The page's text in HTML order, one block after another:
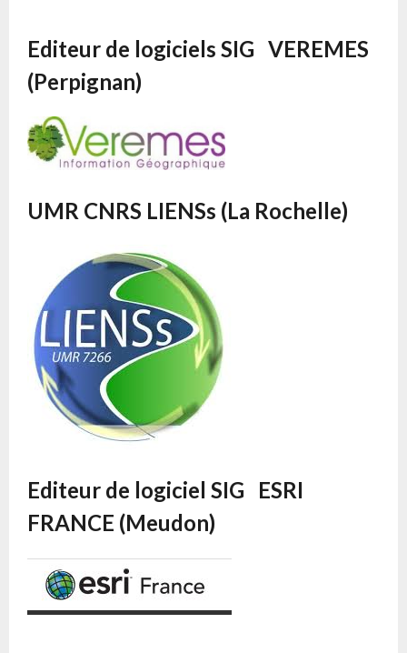
Editeur de logiciels SIG VEREMES
(Perpignan)
UMR CNRS LIENSs (La Rochelle)
Editeur de logiciel SIG ESRI
FRANCE (Meudon)